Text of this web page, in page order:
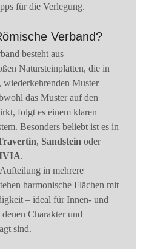
für die Verlegung.
Verband?
besteht aus
Natursteinplatten, die in
wiederkehrenden Muster
das Muster auf den
folgt es einem klaren
Besonders beliebt ist es in
, Sandstein oder
.
in mehrere
harmonische Flächen mit
– ideal für Innen- und
Charakter und
sind.